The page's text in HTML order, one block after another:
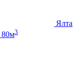
Ялта
80м3